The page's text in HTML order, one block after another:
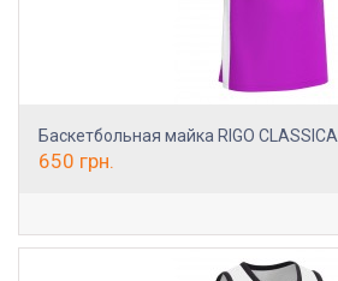
Баскетбольная майка RIGO CLASSICA
650 грн.